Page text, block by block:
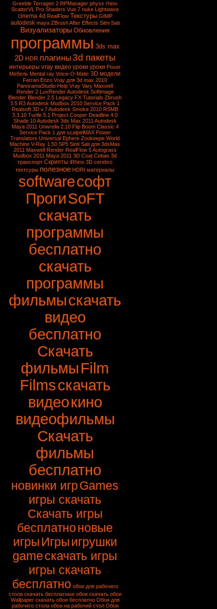
Greeble Terragen 2 RPManager physx rhino
ScatterVL Pro Shaders Vue 7 nuke Lightwave
cinema 4d RealFlow Текстуры GIMP
autodesk maya ZBrushAfter Effects Sitni Sati
Визуализаторы Обновления
программы 3ds max
2D HDR плагины 3d пакеты
интерьеры vray видео уроки уроки Poser
Мебель Mental ray Voice-O-Matic 3D модели
Ferrari Enzo Vray для 3d max 2010
PanoramaStudio Help Vray Vary Maxwell
Render 2 LuxRenderAutodesk Softimage
Blender Blender 2.5 Legacy FX Tutorials Zbrush
3.5 R3 Autodesk Mudbox 2010 Service Pack 1
Realsoft 3D v.7 Autodesk Smoke 2010 RSMB
3.3.10 Turtle 5.1 Project Cooper Deadline 4.0
Shade 10Autodesk 3ds Max 2011 Autodesk
Maya 2011 Unwrella 2.10 Flip Boom Classic 4
Service Pack 1 для scalpelMAX Power
Translators Universal Ephere Zookeepe World
Machine V-Ray 1.50 SP5 Sinti Sati для 3dsMax
2011 Maxwell Render RealFlow 5Autograss
Mudbox 2011 Maya 2011 3D Coat Cebas 3d
транспорт Скрипты iRhino 3D cerebro
тектсуры полезное HDRI материалы
softwareсофт
ПрогиSoFT
скачать
программы
бесплатно
скачать
программы
фильмыскачать
видео
бесплатно
Скачать
фильмыFilm
Filmsскачать
видеокино
видеофильмы
Скачать
фильмы
бесплатно
новинки игрGames
игры скачать
Скачать игры
бесплатноновые
игры Игрыигрушки
gameскачать игры
игры скачать
бесплатно обои для рабочего
стола скачать бесплатные обои скачать обои
Wallpaper скачать обои бесплатно Обои для
рабочего стола обои на рабочий стол Обои